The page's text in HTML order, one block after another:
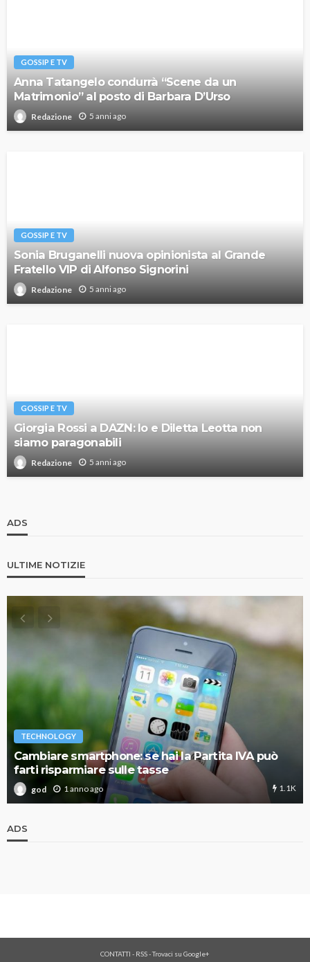
GOSSIP E TV
Anna Tatangelo condurrà “Scene da un
Matrimonio” al posto di Barbara D’Urso
Redazione 5 anni ago
GOSSIP E TV
Sonia Bruganelli nuova opinionista al Grande
Fratello VIP di Alfonso Signorini
Redazione 5 anni ago
GOSSIP E TV
Giorgia Rossi a DAZN: Io e Diletta Leotta non
siamo paragonabili
Redazione 5 anni ago
ADS
ULTIME NOTIZIE
TECHNOLOGY
Cambiare smartphone: se hai la Partita IVA può
farti risparmiare sulle tasse
god 1 anno ago 1.1K
ADS
CONTATTI - RSS-Trovaci su Google+